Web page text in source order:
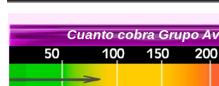
Cuanto cobra Grupo